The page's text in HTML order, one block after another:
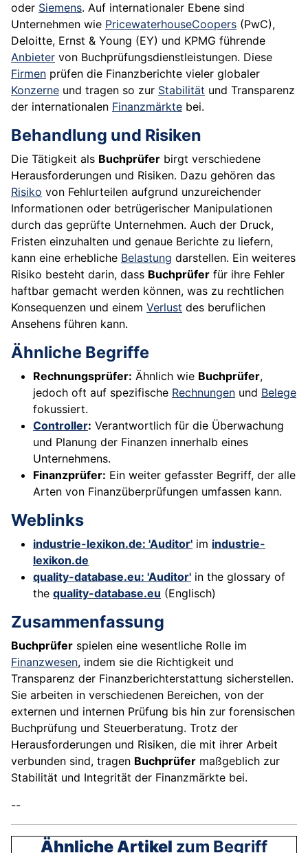
oder Siemens. Auf internationaler Ebene sind
Unternehmen wie PricewaterhouseCoopers (PwC),
Deloitte, Ernst & Young (EY) und KPMG führende
Anbieter von Buchprüfungsdienstleistungen. Diese
Firmen prüfen die Finanzberichte vieler globaler
Konzerne und tragen so zur Stabilität und Transparenz
der internationalen Finanzmärkte bei.
Behandlung und Risiken
Die Tätigkeit als Buchprüfer birgt verschiedene
Herausforderungen und Risiken. Dazu gehören das
Risiko von Fehlurteilen aufgrund unzureichender
Informationen oder betrügerischer Manipulationen
durch das geprüfte Unternehmen. Auch der Druck,
Fristen einzuhalten und genaue Berichte zu liefern,
kann eine erhebliche Belastung darstellen. Ein weiteres
Risiko besteht darin, dass Buchprüfer für ihre Fehler
haftbar gemacht werden können, was zu rechtlichen
Konsequenzen und einem Verlust des beruflichen
Ansehens führen kann.
Ähnliche Begriffe
Rechnungsprüfer: Ähnlich wie Buchprüfer,
jedoch oft auf spezifische Rechnungen und Belege
fokussiert.
Controller: Verantwortlich für die Überwachung
und Planung der Finanzen innerhalb eines
Unternehmens.
Finanzprüfer: Ein weiter gefasster Begriff, der alle
Arten von Finanzüberprüfungen umfassen kann.
Weblinks
industrie-lexikon.de: 'Auditor' im industrie-
lexikon.de
quality-database.eu: 'Auditor' in the glossary of
the quality-database.eu (Englisch)
Zusammenfassung
Buchprüfer spielen eine wesentliche Rolle im
Finanzwesen, indem sie die Richtigkeit und
Transparenz der Finanzberichterstattung sicherstellen.
Sie arbeiten in verschiedenen Bereichen, von der
externen und internen Prüfung bis hin zur forensischen
Buchprüfung und Steuerberatung. Trotz der
Herausforderungen und Risiken, die mit ihrer Arbeit
verbunden sind, tragen Buchprüfer maßgeblich zur
Stabilität und Integrität der Finanzmärkte bei.
--
Ähnliche Artikel zum Begriff